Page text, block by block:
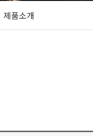
제품소개